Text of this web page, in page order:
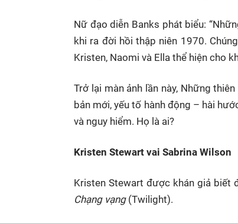
Nữ đạo diễn Banks phát biểu:
khi ra đời hồi thập niên 1970.
Kristen, Naomi và Ella thể hiện cho
Trở lại màn ảnh lần này, Những
bản mới, yếu tố hành động – hài
và nguy hiểm. Họ là ai?
Kristen Stewart vai Sabrina Wilson
Kristen Stewart được khán giả biết
Chạng vạng(Twilight).